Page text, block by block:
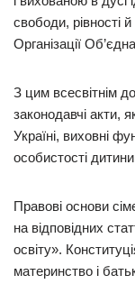
свободи, рівності
Організації
З цим всесвітнім
законодавчі акти,
Україні, виховні
особистості
Правові основи
на відповідних
освіту».
материнство і